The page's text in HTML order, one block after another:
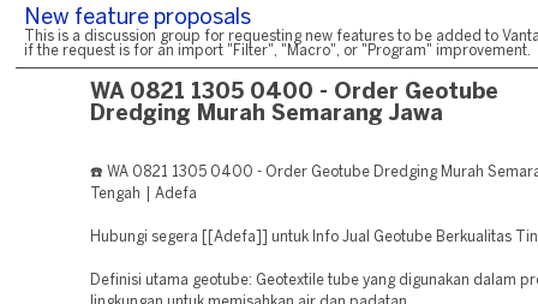
New feature proposals
This is a discussion group for requesting new features to be added to
if the request is for an import "Filter", "Macro", or "Program" improvement.
WA 0821 1305 0400 - Order Geotube
Dredging Murah Semarang Jawa
☎️ WA 0821 1305 0400 - Order Geotube Dredging Murah
Tengah | Adefa
Hubungi segera [[Adefa]] untuk Info Jual Geotube Berkualitas
Definisi utama geotube: Geotextile tube yang digunakan dalam